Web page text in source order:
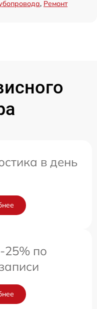
, Ремонт
в день
25% по